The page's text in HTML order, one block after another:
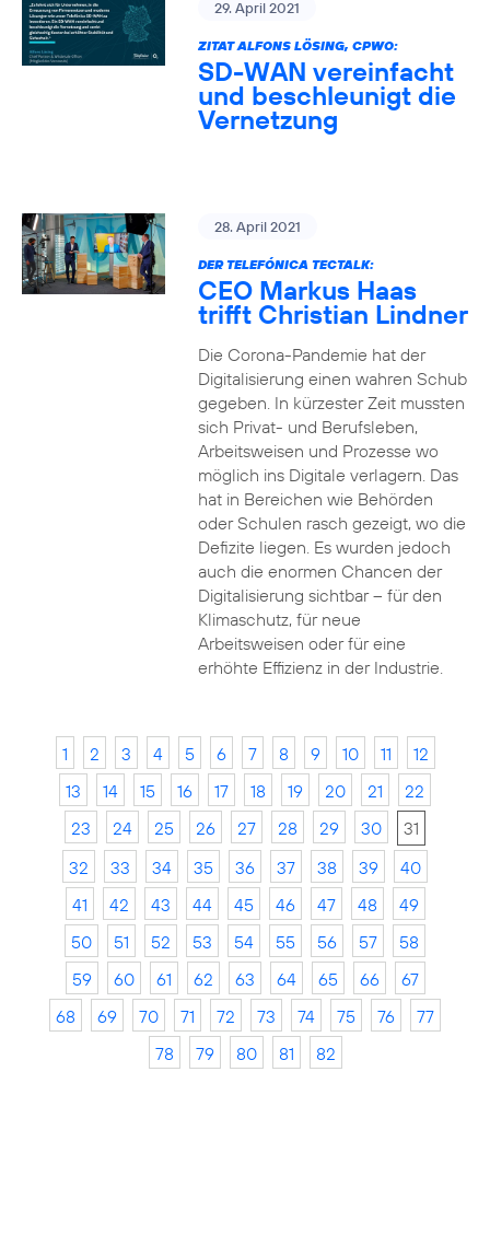
29. April 2021
ZITAT ALFONS LÖSING, CPWO:
SD-WAN vereinfacht
und beschleunigt die
Vernetzung
28. April 2021
DER TELEFÓNICA TECTALK:
CEO Markus Haas
trifft Christian Lindner
Die Corona-Pandemie hat der
Digitalisierung einen wahren Schub
gegeben. In kürzester Zeit mussten
sich Privat- und Berufsleben,
Arbeitsweisen und Prozesse wo
möglich ins Digitale verlagern. Das
hat in Bereichen wie Behörden
oder Schulen rasch gezeigt, wo die
Defizite liegen. Es wurden jedoch
auch die enormen Chancen der
Digitalisierung sichtbar – für den
Klimaschutz, für neue
Arbeitsweisen oder für eine
erhöhte Effizienz in der Industrie.
1 2 3 4 5 6 7 8 9 10 11
12
13
14 15 16 17 18 19 20 21
22
23
24 25 26 27 28 29 30
31
32
33 34 35 36 37 38 39
40
41
42 43 44 45 46 47 48
49
50
51 52 53 54 55 56 57
58
59
60 61 62 63 64 65 66
67
68
69 70 71 72 73 74 75 76
77
78
79 80 81 82